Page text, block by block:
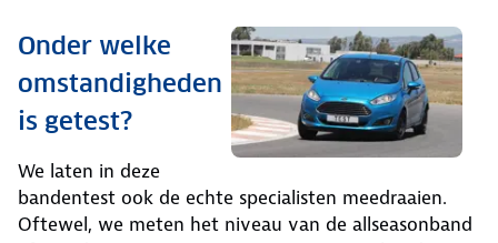
Onder welke
omstandigheden
is getest?
We laten in deze
bandentest ook de echte specialisten meedraaien.
Oftewel, we meten het niveau van de allseasonband